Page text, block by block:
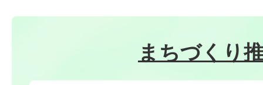
まちづくり